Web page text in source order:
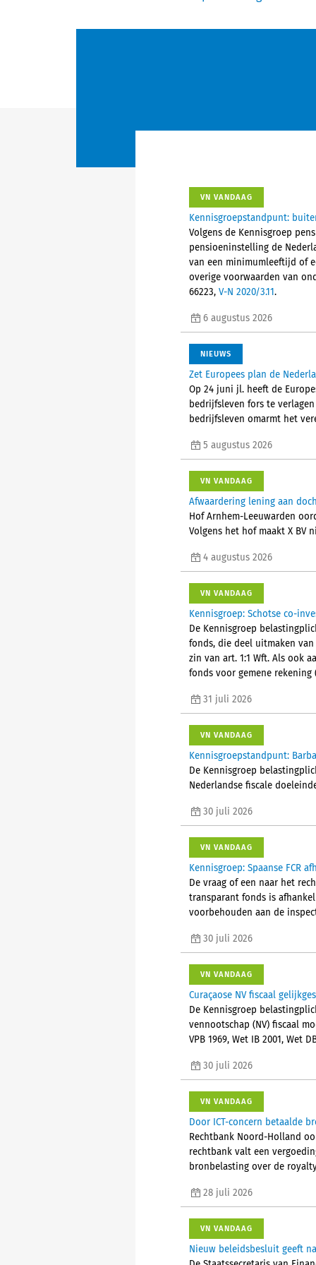
VN VANDAAG
Kennisgroepstandpunt:
Volgens de Kennisgroep
pensioeninstelling de
van een minimumleeftijd of
overige voorwaarden van
66223, V-N 2020/3.11.
6 augustus 2026
NIEUWS
Zet Europees plan de
Op 24 juni jl. heeft de
bedrijfsleven fors te
bedrijfsleven omarmt het
5 augustus 2026
VN VANDAAG
Afwaardering lening aan
Hof Arnhem-Leeuwarden
Volgens het hof maakt X BV
4 augustus 2026
VN VANDAAG
Kennisgroep: Schotse co-
De Kennisgroep
fonds, die deel uitmaken
zin van art. 1:1 Wft. Als ook
fonds voor gemene rekening
31 juli 2026
VN VANDAAG
Kennisgroepstandpunt:
De Kennisgroep
Nederlandse fiscale
30 juli 2026
VN VANDAAG
Kennisgroep: Spaanse FCR
De vraag of een naar het
transparant fonds is
voorbehouden aan de
30 juli 2026
VN VANDAAG
Curaçaose NV fiscaal
De Kennisgroep
vennootschap (NV) fiscaal
VPB 1969, Wet IB 2001, Wet
30 juli 2026
VN VANDAAG
Door ICT-concern betaalde
Rechtbank Noord-Holland
rechtbank valt een
bronbelasting over de
28 juli 2026
VN VANDAAG
Nieuw beleidsbesluit geeft